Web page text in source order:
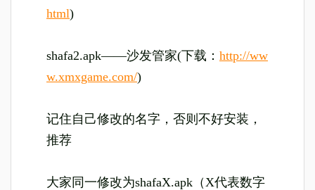
html)
shafa2.apk——沙发管家(下载： http://ww
w.xmxgame.com/)
记住自己修改的名字，否则不好安装，
推荐
大家同一修改为shafaX.apk（X代表数字